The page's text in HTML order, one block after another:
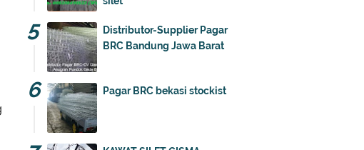
Distributor-Supplier Pagar
BRC Bandung Jawa Barat
Pagar BRC bekasi stockist